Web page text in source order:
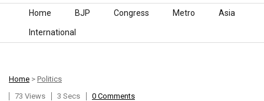
Skip to content
Home BJP Congress Metro Asia
International
Home > Politics
73 Views
3 Secs 0 Comments